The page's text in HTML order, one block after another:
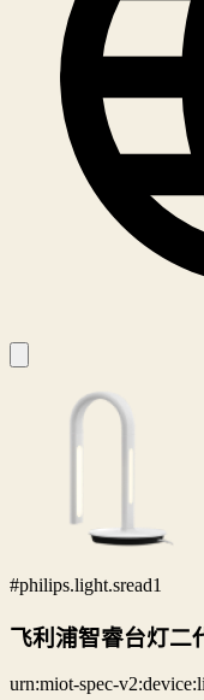
#philips.light.sread1
飞利浦智睿台灯二
urn:miot-spec-